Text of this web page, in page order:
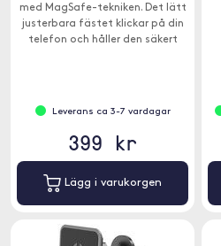
med MagSafe-tekniken. Det lätt
justerbara fästet klickar på din
telefon och håller den säkert
Leverans ca 3-7 vardagar
399 kr
Lägg i varukorgen